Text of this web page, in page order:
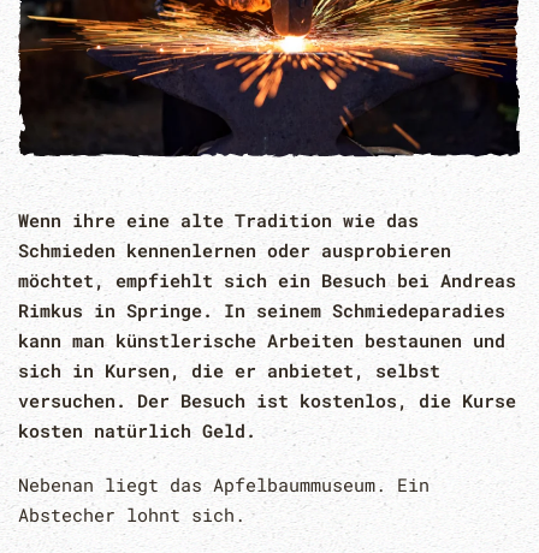
Wenn ihre eine alte Tradition wie das
Schmieden kennenlernen oder ausprobieren
möchtet, empfiehlt sich ein Besuch bei Andreas
Rimkus in Springe. In seinem Schmiedeparadies
kann man künstlerische Arbeiten bestaunen und
sich in Kursen, die er anbietet, selbst
versuchen. Der Besuch ist kostenlos, die Kurse
kosten natürlich Geld.
Nebenan liegt das Apfelbaummuseum. Ein
Abstecher lohnt sich.